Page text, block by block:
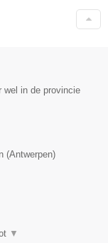
wel in de provincie
(Antwerpen)
▼